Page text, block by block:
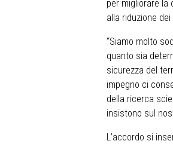
per migliorare
alla riduzione
“Siamo molto
quanto sia
sicurezza del
impegno ci
della ricerca
insistono sul
L’accordo si